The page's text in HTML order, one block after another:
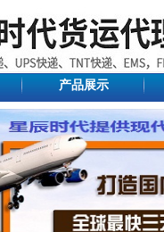
产品展示